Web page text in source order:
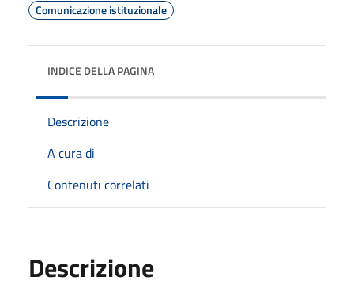
Comunicazione istituzionale
INDICE DELLA PAGINA
Descrizione
A cura di
Contenuti correlati
Descrizione